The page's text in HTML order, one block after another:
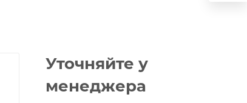
Уточняйте у
менеджера